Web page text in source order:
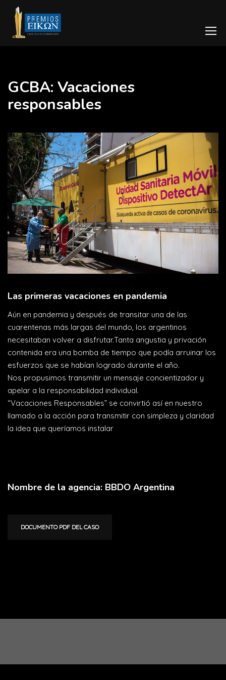
GCBA: Vacaciones
responsables
Las primeras vacaciones en pandemia
Aún en pandemia y después de transitar una de las
cuarentenas más largas del mundo, los argentinos
necesitaban volver a disfrutar.Tanta angustia y privación
contenida era una bomba de tiempo que podía arruinar los
esfuerzos que se habían logrado durante el año.
Nos propusimos transmitir un mensaje concientizador y
apelar a la responsabilidad individual.
“Vacaciones Responsables” se convirtió así en nuestro
llamado a la acción para transmitir con simpleza y claridad
la idea que queríamos instalar
Nombre de la agencia: BBDO Argentina
DOCUMENTO PDF DEL CASO